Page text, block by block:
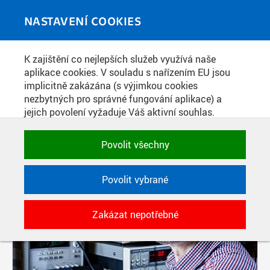
NASTAVENÍ COOKIES
K zajištění co nejlepších služeb využívá naše
aplikace cookies. V souladu s nařízením EU jsou
implicitně zakázána (s výjimkou cookies
nezbytných pro správné fungování aplikace) a
jejich povolení vyžaduje Váš aktivní souhlas.
zakázat, případně vybrat a povolit cookies podle
kategorie. Svoje rozhodnutí můžete samozřejmě
kdykoli změnit.
POTŘEBNÉ
Technické cookies využívané aplikacemi
ČVUT pro uchování jejich nastavení,
vlastností a identifikátorů relace. Jsou
nezbytné pro správné fungování a jsou
Povolit všechny
Povolit vybrané
Zakázat nepotřebné
MEDIATÉKA
PŘÍSPĚVKY PODLE FILTRU
Aktivní filtry: SOUČÁST: FAKULTA ELEKTROTECHNICKÁ